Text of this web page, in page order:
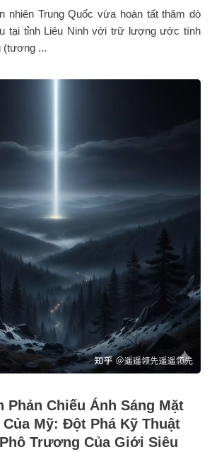
nhiên Trung Quốc vừa hoàn tất thăm dò
tại tỉnh Liêu Ninh với trữ lượng ước tính
(tương ...
Phản Chiếu Ánh Sáng Mặt
Mỹ: Đột Phá Kỹ Thuật
Trương Của Giới Siêu